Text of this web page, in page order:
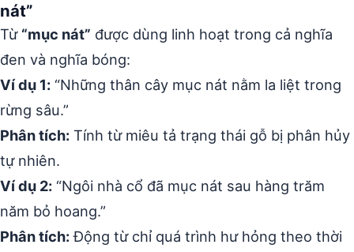
nát”
Từ “mục nát” được dùng linh hoạt trong cả nghĩa
đen và nghĩa bóng:
Ví dụ 1: “Những thân cây mục nát nằm la liệt trong
rừng sâu.”
Phân tích: Tính từ miêu tả trạng thái gỗ bị phân hủy
tự nhiên.
Ví dụ 2: “Ngôi nhà cổ đã mục nát sau hàng trăm
năm bỏ hoang.”
Phân tích:Động từ chỉ quá trình hư hỏng theo thời